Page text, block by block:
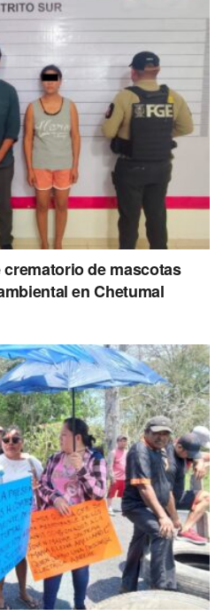
de mascotas
en Chetumal